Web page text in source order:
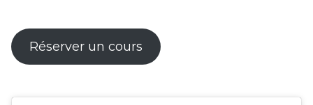
Réserver un cours